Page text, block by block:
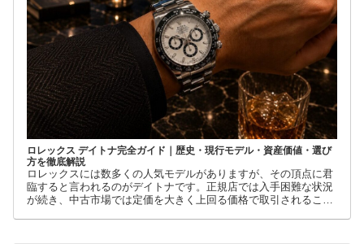
ロレックス デイトナ完全ガイド｜歴史・現行モデル・資産価値・選び
方を徹底解説
ロレックスには数多くの人気モデルがありますが、その頂点に君
臨すると言われるのがデイトナです。正規店では入手困難な状況
が続き、中古市場では定価を大きく上回る価格で取引されること